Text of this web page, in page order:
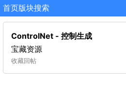
首页版块搜索
ControlNet - 控制生成
宝藏资源
收藏回帖